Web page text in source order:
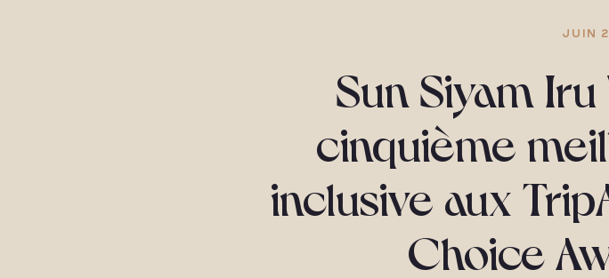
JUIN
Sun Siyam
cinquième
inclusive aux
Choice